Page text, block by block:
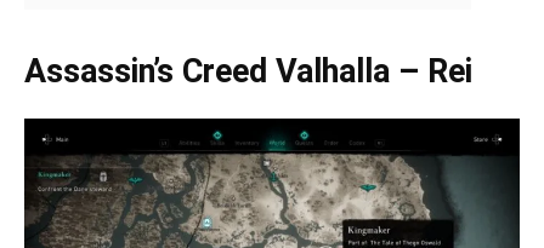
Assassin’s Creed Valhalla – Rei